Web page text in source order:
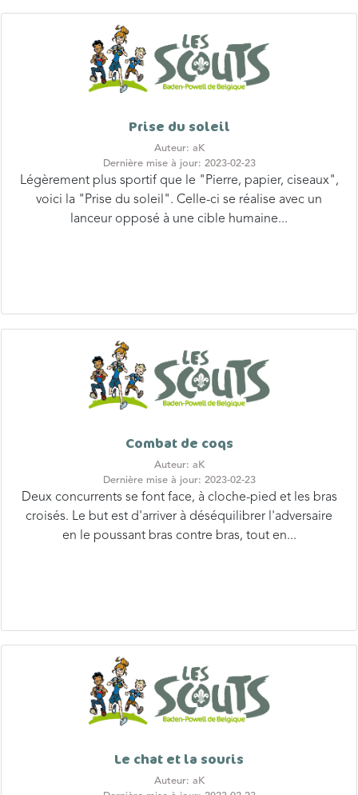
Prise du soleil
Auteur: aK
Dernière mise à jour: 2023-02-23
Légèrement plus sportif que le "Pierre, papier, ciseaux",
voici la "Prise du soleil". Celle-ci se réalise avec un
lanceur opposé à une cible humaine...
Combat de coqs
Auteur: aK
Dernière mise à jour: 2023-02-23
Deux concurrents se font face, à cloche-pied et les bras
croisés. Le but est d'arriver à déséquilibrer l'adversaire
en le poussant bras contre bras, tout en...
Le chat et la souris
Auteur: aK